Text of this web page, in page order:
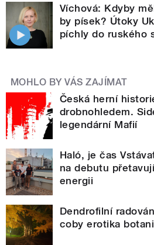
Víchová: Kdyby
by písek? Útoky
píchly do ruského
MOHLO BY VÁS ZAJÍMAT
Česká herní
drobnohledem.
legendární Mafií
Haló, je čas
na debutu
energii
Dendrofilní
coby erotika